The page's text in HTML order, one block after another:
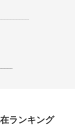
ランキング